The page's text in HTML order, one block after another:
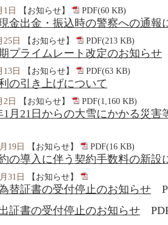
1日 【お知らせ】 PDF(60 KB)
金出金・振込時の警察への通報
25日 【お知らせ】 PDF(213 KB)
プライムレート改定のお知らせ
13日 【お知らせ】 PDF(63 KB)
の引き上げについて
2日 【お知らせ】 PDF(1,160 KB)
1月21日からの大雪にかかる災害
19日 【お知らせ】 PDF(16 KB)
の導入に伴う契約手数料の新設
31日 【お知らせ】
替証書の受付停止のお知らせ
証書の受付停止のお知らせ